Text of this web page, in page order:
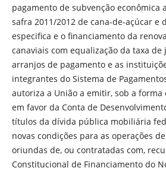
pagamento de subvenção econômica
safra 2011/2012 de cana-de-açúcar e
especifica e o financiamento da
canaviais com equalização da taxa
arranjos de pagamento e as
integrantes do Sistema de
autoriza a União a emitir, sob a forma
em favor da Conta de
títulos da dívida pública mobiliária
novas condições para as operações
oriundas de, ou contratadas com,
Constitucional de Financiamento do